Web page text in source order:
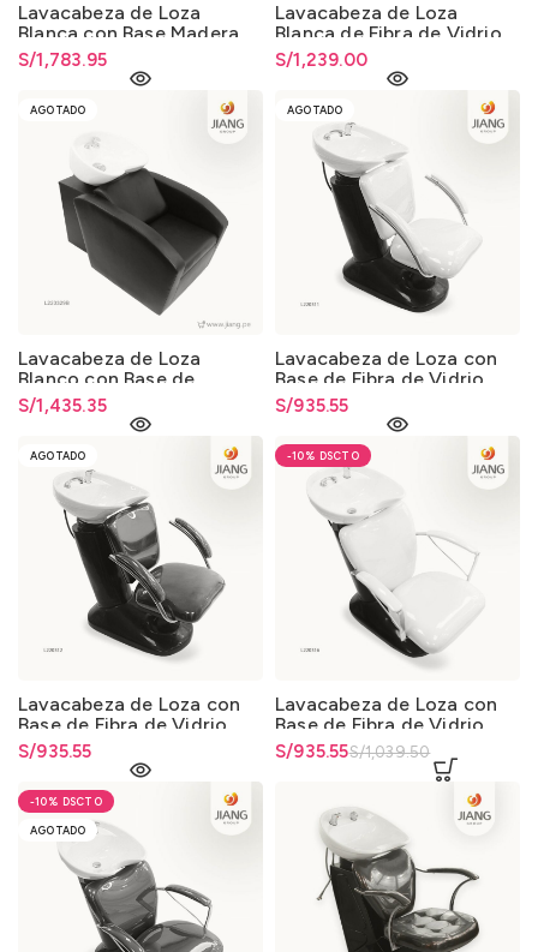
Lavacabeza de Loza
Blanca con Base Madera
013
S/1,783.95
Lavacabeza de Loza
Blanca de Fibra de Vidrio
013
S/1,239.00
AGOTADO
Lavacabeza de Loza
Blanco con Base de
Madera 013
S/1,435.35
AGOTADO
Lavacabeza de Loza con
Base de Fibra de Vidrio
0325
S/935.55
AGOTADO
Lavacabeza de Loza con
Base de Fibra de Vidrio
0325
S/935.55
-10%
Lavacabeza de Loza con
Base de Fibra de Vidrio
0325
S/1,039.50
El precio original era:
S/935.55
El precio actual es: S/935.55.
-10%
AGOTADO